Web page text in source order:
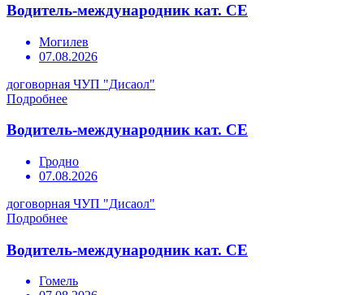
Водитель-международник кат. СЕ
Могилев
07.08.2026
договорная ЧУП "Дисаол"
Подробнее
Водитель-международник кат. СЕ
Гродно
07.08.2026
договорная ЧУП "Дисаол"
Подробнее
Водитель-международник кат. СЕ
Гомель